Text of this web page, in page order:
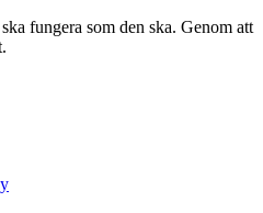
fungera som den ska. Genom att